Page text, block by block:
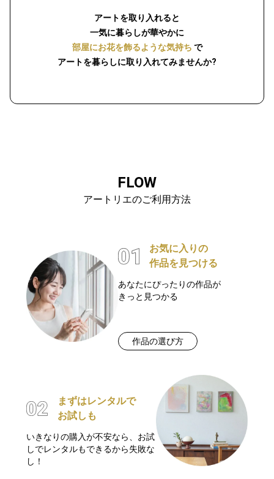
アートを取り入れると
一気に暮らしが華やかに
部屋にお花を飾るような気持ち で
アートを暮らしに取り入れてみませんか?
FLOW
アートリエのご利用方法
お気に入りの
作品を見つける
あなたにぴったりの作品が
きっと見つかる
作品の選び方
まずはレンタルで
お試しも
いきなりの購入が不安なら、お試
しでレンタルもできるから失敗な
し！